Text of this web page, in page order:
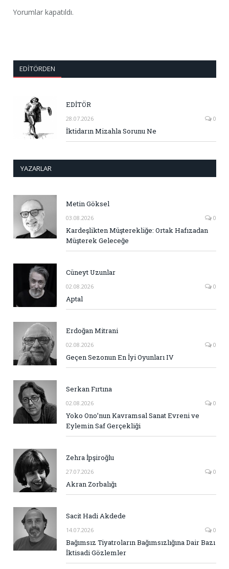
Yorumlar kapatıldı.
EDITÖRDEN
EDİTÖR
28.07.2026 0
İktidarın Mizahla Sorunu Ne
YAZARLAR
Metin Göksel
03.08.2026 0
Kardeşlikten Müşterekliğe: Ortak Hafızadan
Müşterek Geleceğe
Cüneyt Uzunlar
02.08.2026 0
Aptal
Erdoğan Mitrani
02.08.2026 0
Geçen Sezonun En İyi Oyunları IV
Serkan Fırtına
02.08.2026 0
Yoko Ono’nun Kavramsal Sanat Evreni ve
Eylemin Saf Gerçekliği
Zehra İpşiroğlu
27.07.2026 0
Akran Zorbalığı
Sacit Hadi Akdede
14.07.2026 0
Bağımsız Tiyatroların Bağımsızlığına Dair Bazı
İktisadi Gözlemler